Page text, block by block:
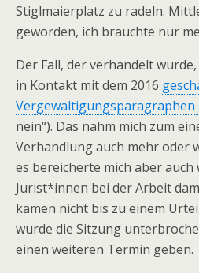
Stiglmaierplatz zu radeln.
geworden, ich brauchte nur
Der Fall, der verhandelt
in Kontakt mit dem 2016
Vergewaltigungsparagraphen
nein“). Das nahm mich zum
Verhandlung auch mehr oder
es bereicherte mich aber
Jurist*innen bei der Arbeit
kamen nicht bis zu einem
wurde die Sitzung
einen weiteren Termin geben.